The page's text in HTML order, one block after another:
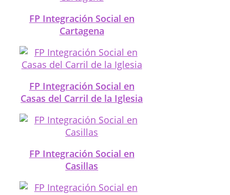
FP Integración Social en
Cartagena
FP Integración Social en
Casas del Carril de la Iglesia
FP Integración Social en
Casillas